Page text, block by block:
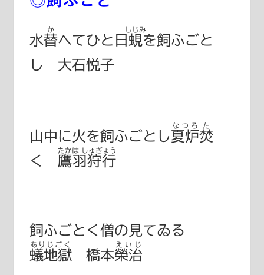
水替
か
へてひと日 蜆
しじみ
を飼ふごと
し 大石悦子
山中に火を飼ふごとし夏炉
なつろ
焚
た
く 鷹羽狩行
たかは しゅぎょう
飼ふごとく僧の見てゐる
蟻地獄
ありじごく
橋本榮治
えいじ